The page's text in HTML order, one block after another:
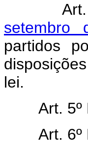
setembro
partidos
lei.
Art.
Art.